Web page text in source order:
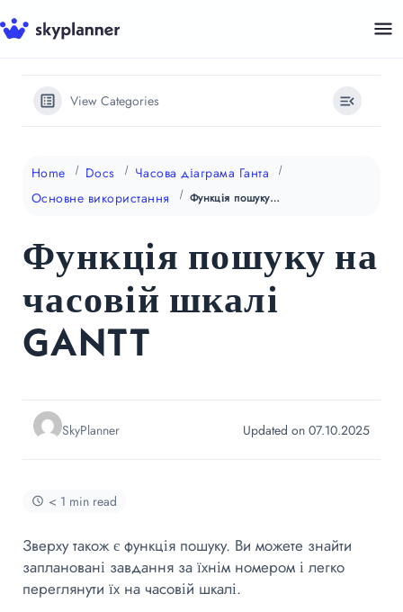
Перейти
до
View Categories
Home Docs
Часова діаграма Ганта
Основне використання
Функція пошуку на часовій шкалі GANTT
Функція пошуку на
часовій шкалі
GANTT
SkyPlanner Updated on 07.10.2025
< 1 min read
Зверху також є функція пошуку. Ви можете знайти
заплановані завдання за їхнім номером і легко
переглянути їх на часовій шкалі.